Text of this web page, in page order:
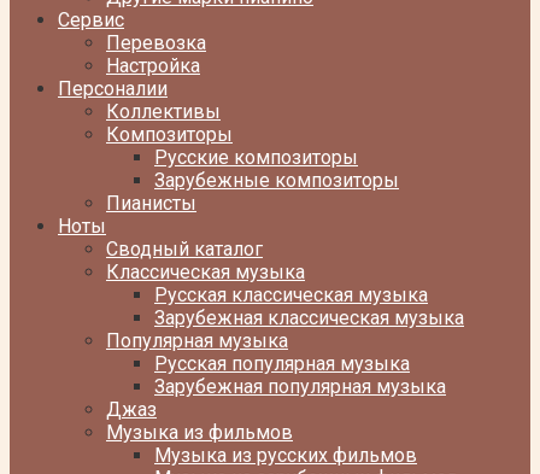
Сервис
Перевозка
Настройка
Персоналии
Коллективы
Композиторы
Русские композиторы
Зарубежные композиторы
Пианисты
Ноты
Сводный каталог
Классическая музыка
Русская классическая музыка
Зарубежная классическая музыка
Популярная музыка
Русская популярная музыка
Зарубежная популярная музыка
Джаз
Музыка из фильмов
Музыка из русских фильмов